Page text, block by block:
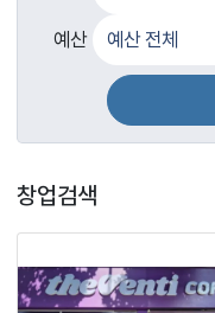
예산
창업검색